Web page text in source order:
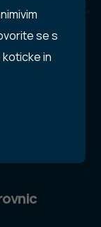
se s
in
19)